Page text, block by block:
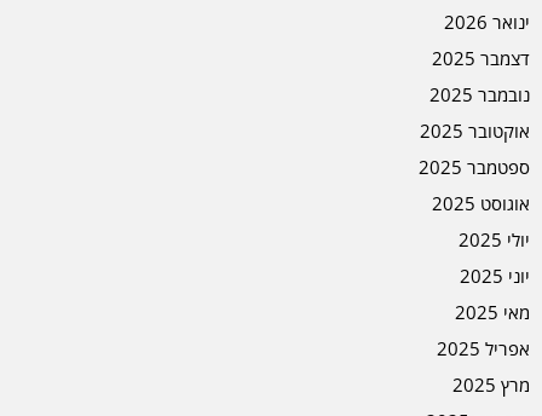
ינואר 2026
דצמבר 2025
נובמבר 2025
אוקטובר 2025
ספטמבר 2025
אוגוסט 2025
יולי 2025
יוני 2025
מאי 2025
אפריל 2025
מרץ 2025